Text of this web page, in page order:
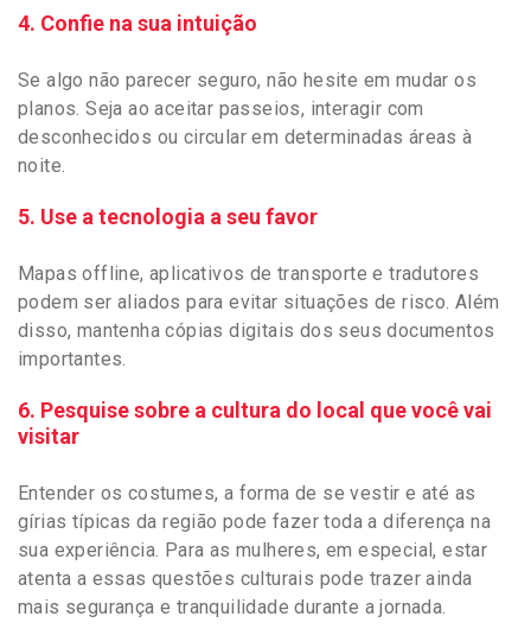
4. Confie na sua intuição
Se algo não parecer seguro, não hesite em mudar os
planos. Seja ao aceitar passeios, interagir com
desconhecidos ou circular em determinadas áreas à
noite.
5. Use a tecnologia a seu favor
Mapas offline, aplicativos de transporte e tradutores
podem ser aliados para evitar situações de risco. Além
disso, mantenha cópias digitais dos seus documentos
importantes.
6. Pesquise sobre a cultura do local que você vai
visitar
Entender os costumes, a forma de se vestir e até as
gírias típicas da região pode fazer toda a diferença na
sua experiência. Para as mulheres, em especial, estar
atenta a essas questões culturais pode trazer ainda
mais segurança e tranquilidade durante a jornada.